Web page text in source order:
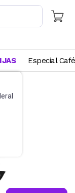
Especial Café